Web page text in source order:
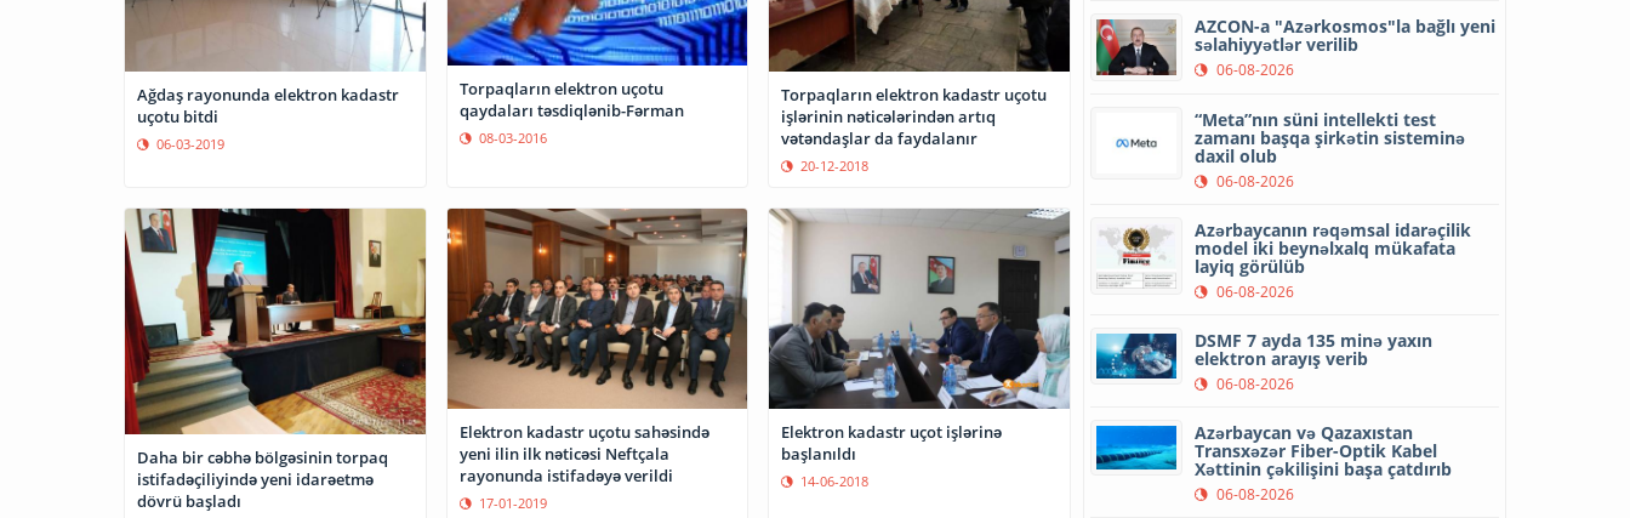
Ağdaş rayonunda elektron kadastr
uçotu bitdi
06-03-2019
Torpaqların elektron uçotu
qaydaları təsdiqlənib-Fərman
08-03-2016
Torpaqların elektron kadastr uçotu
işlərinin nəticələrindən artıq
vətəndaşlar da faydalanır
20-12-2018
Daha bir cəbhə bölgəsinin torpaq
istifadəçiliyində yeni idarəetmə
dövrü başladı
Elektron kadastr uçotu sahəsində
yeni ilin ilk nəticəsi Neftçala
rayonunda istifadəyə verildi
17-01-2019
Elektron kadastr uçot işlərinə
başlanıldı
14-06-2018
AZCON-a "Azərkosmos"la bağlı yeni
səlahiyyətlər verilib
06-08-2026
“Meta”nın süni intellekti test
zamanı başqa şirkətin sisteminə
daxil olub
06-08-2026
Azərbaycanın rəqəmsal idarəçilik
model iki beynəlxalq mükafata
layiq görülüb
06-08-2026
DSMF 7 ayda 135 minə yaxın
elektron arayış verib
06-08-2026
Azərbaycan və Qazaxıstan
Transxəzər Fiber-Optik Kabel
Xəttinin çəkilişini başa çatdırıb
06-08-2026